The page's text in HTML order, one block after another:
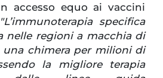
accesso equo ai vaccini
"L’immunoterapia specifica
nelle regioni a macchia di
una chimera per milioni di
la migliore terapia